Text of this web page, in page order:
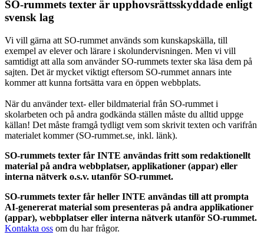
SO-rummets texter är upphovsrättsskyddade enligt
svensk lag
Vi vill gärna att SO-rummet används som kunskapskälla, till
exempel av elever och lärare i skolundervisningen. Men vi vill
samtidigt att alla som använder SO-rummets texter ska läsa dem på
sajten. Det är mycket viktigt eftersom SO-rummet annars inte
kommer att kunna fortsätta vara en öppen webbplats.
När du använder text- eller bildmaterial från SO-rummet i
skolarbeten och på andra godkända ställen måste du alltid uppge
källan! Det måste framgå tydligt vem som skrivit texten och varifrån
materialet kommer (SO-rummet.se, inkl. länk).
SO-rummets texter får INTE användas fritt som redaktionellt
material på andra webbplatser, applikationer (appar) eller
interna nätverk o.s.v. utanför SO-rummet.
SO-rummets texter får heller INTE användas till att prompta
AI-genererat material som presenteras på andra applikationer
(appar), webbplatser eller interna nätverk utanför SO-rummet.
Kontakta oss om du har frågor.